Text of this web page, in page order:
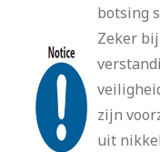
botsing
Zeker
zijn
uit